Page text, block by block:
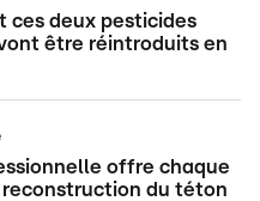
ces deux pesticides
être réintroduits en
offre chaque
reconstruction du téton